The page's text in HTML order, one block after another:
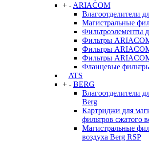
+ - ARIACOM
Влагоотделители
Магистральные
Фильтроэлементы
Фильтры
Фильтры
Фильтры
Фланцевые
ATS
+ - BERG
Влагоотделители
Berg
Картриджи для
фильтров сжатого
Магистральные
воздуха Berg RSP